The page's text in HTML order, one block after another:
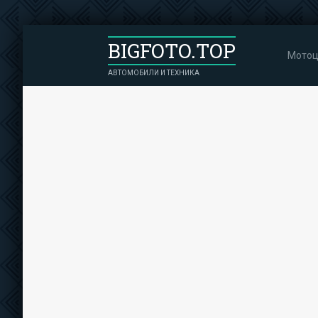
BIGFOTO.TOP
АВТОМОБИЛИ И ТЕХНИКА